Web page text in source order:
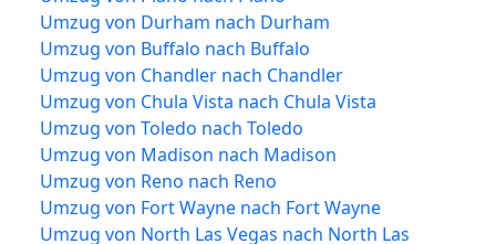
Umzug von Durham nach Durham
Umzug von Buffalo nach Buffalo
Umzug von Chandler nach Chandler
Umzug von Chula Vista nach Chula Vista
Umzug von Toledo nach Toledo
Umzug von Madison nach Madison
Umzug von Reno nach Reno
Umzug von Fort Wayne nach Fort Wayne
Umzug von North Las Vegas nach North Las